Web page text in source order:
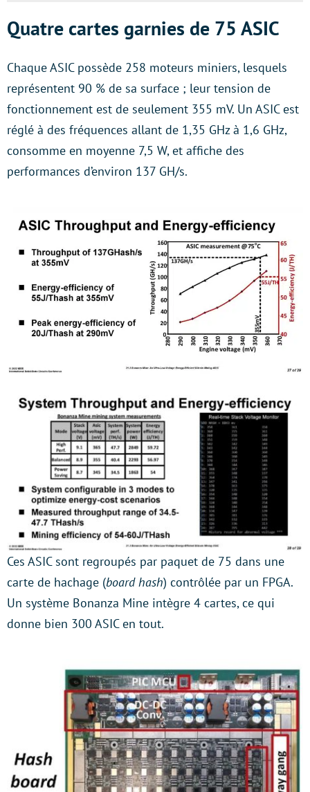
Quatre cartes garnies de 75 ASIC
Chaque ASIC possède 258 moteurs miniers, lesquels
représentent 90 % de sa surface ; leur tension de
fonctionnement est de seulement 355 mV. Un ASIC est
réglé à des fréquences allant de 1,35 GHz à 1,6 GHz,
consomme en moyenne 7,5 W, et affiche des
performances d’environ 137 GH/s.
Ces ASIC sont regroupés par paquet de 75 dans une
carte de hachage (board hash) contrôlée par un FPGA.
Un système Bonanza Mine intègre 4 cartes, ce qui
donne bien 300 ASIC en tout.